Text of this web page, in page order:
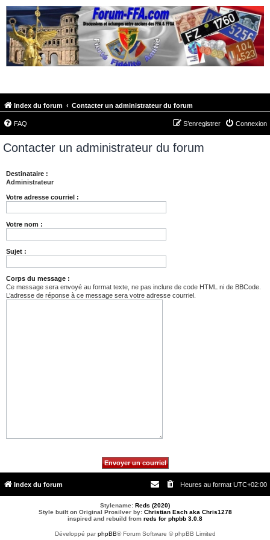
Index du forum Contacter un administrateur du forum
FAQ Connexion
S’enregistrer
Contacter un administrateur du forum
Destinataire :
Administrateur
Votre adresse courriel :
Votre nom :
Sujet :
Corps du message :
Ce message sera envoyé au format texte, ne pas inclure de code HTML ni de BBCode.
L’adresse de réponse à ce message sera votre adresse courriel.
Index du forum Heures au format UTC+02:00
Stylename: Reds (2020)
Style built on Original Prosilver by: Christian Esch aka Chris1278
inspired and rebuild from reds for phpbb 3.0.8
Développé parphpBB® Forum Software © phpBB Limited